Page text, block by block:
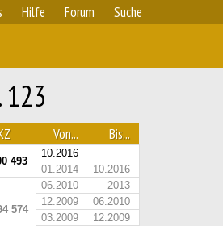
Hilfe Forum Suche
123
Von... Bis...
493
10.2016
01.2014 10.2016
574
06.2010
2013
12.2009
06.2010
03.2009 12.2009